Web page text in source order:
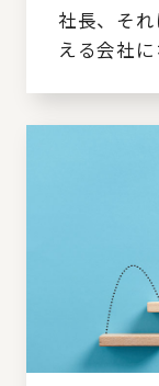
社長、そ
える会社